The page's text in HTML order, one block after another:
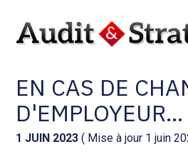
Aller
Comptabilité et conseil
Social et ressources humaines
Assistance juridique
Gestion des documents :
Tenue de votre comptabilité :
ACD
Facturation et pilotage :
JOURNÉE DE
EN CAS DE
D'EMPLOYEUR…
1 JUIN 2023 ( Mise à jour 1 juin